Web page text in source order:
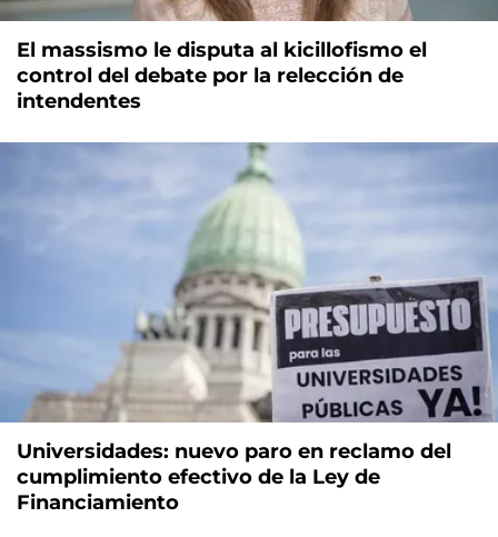
El massismo le disputa al kicillofismo el
control del debate por la relección de
intendentes
Universidades: nuevo paro en reclamo del
cumplimiento efectivo de la Ley de
Financiamiento